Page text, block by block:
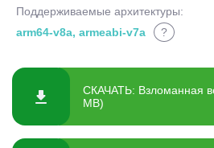
Поддерживаемые архитектуры:
arm64-v8a, armeabi-v7a
?
СКАЧАТЬ: Взломанная
MB)